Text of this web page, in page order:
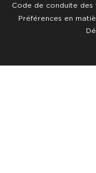
Code de conduite des
Préférences en